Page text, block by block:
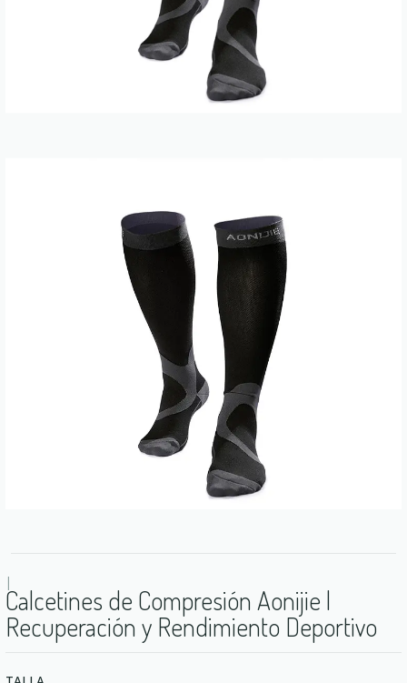
|
Calcetines de Compresión Aonijie |
Recuperación y Rendimiento Deportivo